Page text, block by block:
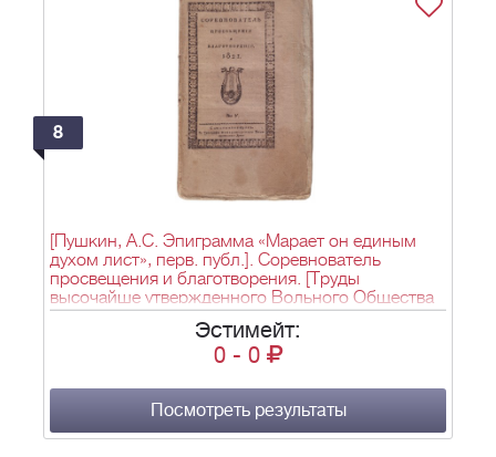
8
[Пушкин, А.С. Эпиграмма «Марает он единым
духом лист», перв. публ.]. Соревнователь
просвещения и благотворения. [Труды
высочайше утвержденного Вольного Общества
любителей российской словесности]. – СПб.,
1818–1825. – 1821. Ч. IV. Кн. II, № V. – В тип.
Императ. Воспит. Дома. – 117-257 c.; 23х14,5
Эстимейт:
0 - 0
Посмотреть результаты